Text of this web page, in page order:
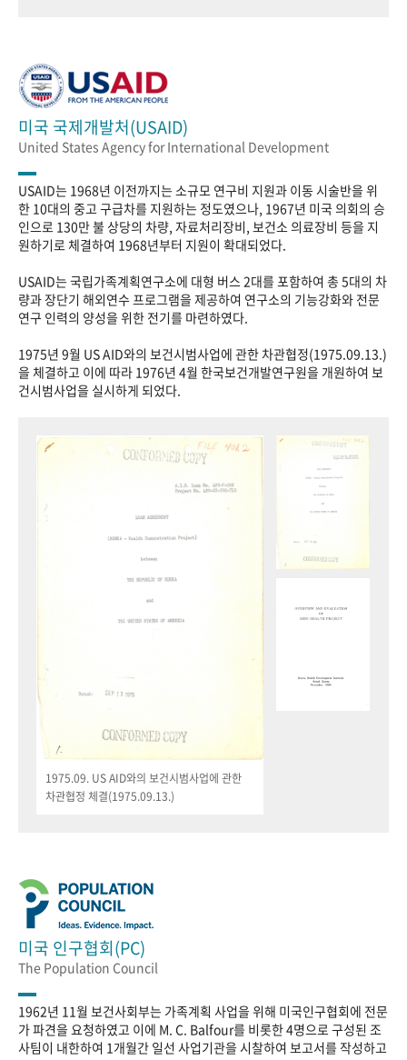
미국 국제개발처(USAID)
United States Agency for International Development
USAID는 1968년 이전까지는 소규모 연구비 지원과 이동 시술반을 위
한 10대의 중고 구급차를 지원하는 정도였으나, 1967년 미국 의회의 승
인으로 130만 불 상당의 차량, 자료처리장비, 보건소 의료장비 등을 지
원하기로 체결하여 1968년부터 지원이 확대되었다.
USAID는 국립가족계획연구소에 대형 버스 2대를 포함하여 총 5대의 차
량과 장단기 해외연수 프로그램을 제공하여 연구소의 기능강화와 전문
연구 인력의 양성을 위한 전기를 마련하였다.
1975년 9월 US AID와의 보건시범사업에 관한 차관협정(1975.09.13.)
을 체결하고 이에 따라 1976년 4월 한국보건개발연구원을 개원하여 보
건시범사업을 실시하게 되었다.
1975.09. US AID와의 보건시범사업에 관한
차관협정 체결(1975.09.13.)
미국 인구협회(PC)
The Population Council
1962년 11월 보건사회부는 가족계획 사업을 위해 미국인구협회에 전문
가 파견을 요청하였고 이에 M. C. Balfour를 비롯한 4명으로 구성된 조
사팀이 내한하여 1개월간 일선 사업기관을 시찰하여 보고서를 작성하고